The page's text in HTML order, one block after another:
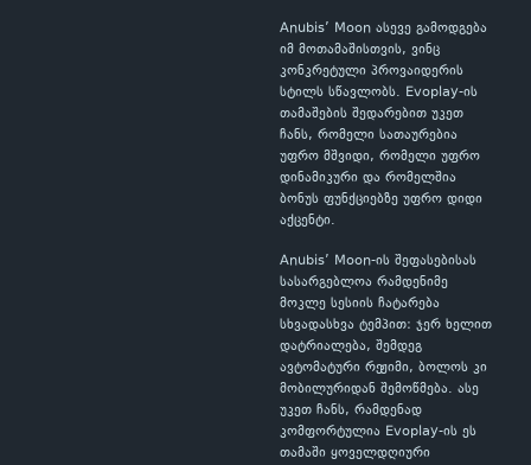
Anubis’ Moon ასევე გამოდგება
იმ მოთამაშისთვის, ვინც
კონკრეტული პროვაიდერის
სტილს სწავლობს. Evoplay-ის
თამაშების შედარებით უკეთ
ჩანს, რომელი სათაურებია
უფრო მშვიდი, რომელი უფრო
დინამიკური და რომელშია
ბონუს ფუნქციებზე უფრო დიდი
აქცენტი.
Anubis’ Moon-ის შეფასებისას
სასარგებლოა რამდენიმე
მოკლე სესიის ჩატარება
სხვადასხვა ტემპით: ჯერ ხელით
დატრიალება, შემდეგ
ავტომატური რეჟიმი, ბოლოს კი
მობილურიდან შემოწმება. ასე
უკეთ ჩანს, რამდენად
კომფორტულია Evoplay-ის ეს
თამაში ყოველდღიური